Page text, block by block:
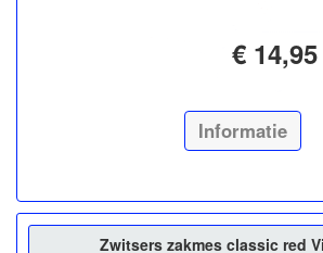
€ 14,95
Informatie
Zwitsers zakmes classic red